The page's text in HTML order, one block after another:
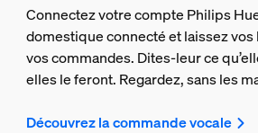
Connectez votre compte Philips
domestique connecté et laissez
vos commandes. Dites-leur ce
elles le feront. Regardez, sans les
Découvrez la commande vocale